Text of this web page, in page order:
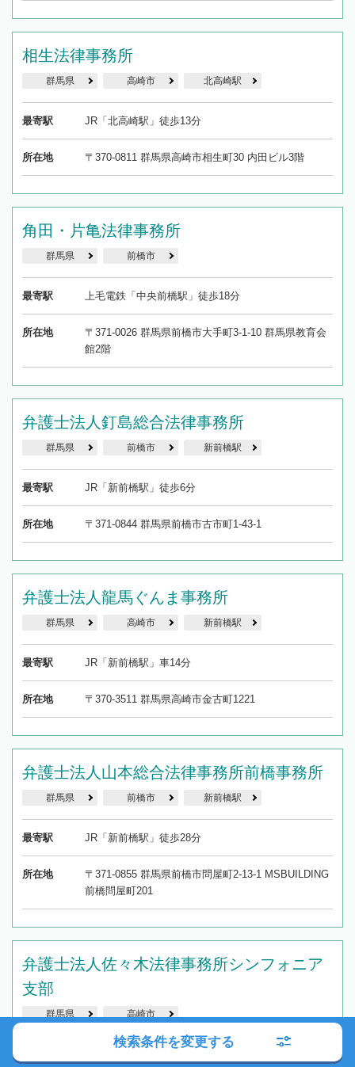
相生法律事務所
群馬県 高崎市 北高崎駅
最寄駅 JR「北高崎駅」徒歩13分
所在地 〒370-0811 群馬県高崎市相生町30 内田ビル3階
角田・片亀法律事務所
群馬県 前橋市
最寄駅 上毛電鉄「中央前橋駅」徒歩18分
所在地
〒371-0026 群馬県前橋市大手町3-1-10 群馬県教育会
館2階
弁護士法人釘島総合法律事務所
群馬県 前橋市 新前橋駅
最寄駅 JR「新前橋駅」徒歩6分
所在地 〒371-0844 群馬県前橋市古市町1-43-1
弁護士法人龍馬ぐんま事務所
群馬県 高崎市 新前橋駅
最寄駅 JR「新前橋駅」車14分
所在地 〒370-3511 群馬県高崎市金古町1221
弁護士法人山本総合法律事務所前橋事務所
群馬県 前橋市 新前橋駅
最寄駅 JR「新前橋駅」徒歩28分
所在地
〒371-0855 群馬県前橋市問屋町2-13-1 MSBUILDING
前橋問屋町201
弁護士法人佐々木法律事務所シンフォニア
支部
群馬県 高崎市
検索条件を変更する